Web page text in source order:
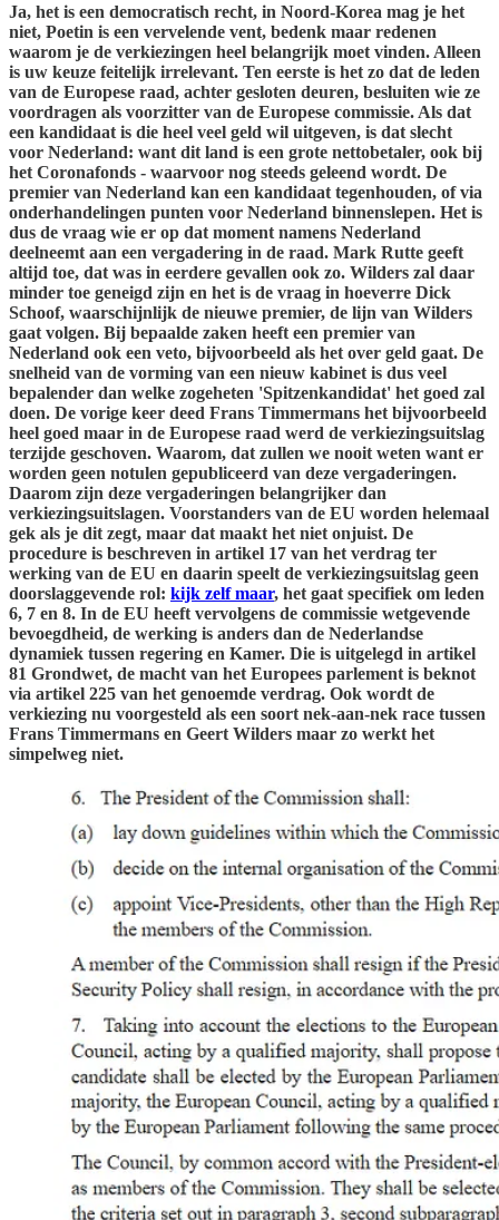
Ja, het is een democratisch recht, in Noord-Korea mag je het
niet, Poetin is een vervelende vent, bedenk maar redenen
waarom je de verkiezingen heel belangrijk moet vinden. Alleen
is uw keuze feitelijk irrelevant. Ten eerste is het zo dat de leden
van de Europese raad, achter gesloten deuren, besluiten wie ze
voordragen als voorzitter van de Europese commissie. Als dat
een kandidaat is die heel veel geld wil uitgeven, is dat slecht
voor Nederland: want dit land is een grote nettobetaler, ook bij
het Coronafonds - waarvoor nog steeds geleend wordt. De
premier van Nederland kan een kandidaat tegenhouden, of via
onderhandelingen punten voor Nederland binnenslepen. Het is
dus de vraag wie er op dat moment namens Nederland
deelneemt aan een vergadering in de raad. Mark Rutte geeft
altijd toe, dat was in eerdere gevallen ook zo. Wilders zal daar
minder toe geneigd zijn en het is de vraag in hoeverre Dick
Schoof, waarschijnlijk de nieuwe premier, de lijn van Wilders
gaat volgen. Bij bepaalde zaken heeft een premier van
Nederland ook een veto, bijvoorbeeld als het over geld gaat. De
snelheid van de vorming van een nieuw kabinet is dus veel
bepalender dan welke zogeheten 'Spitzenkandidat' het goed zal
doen. De vorige keer deed Frans Timmermans het bijvoorbeeld
heel goed maar in de Europese raad werd de verkiezingsuitslag
terzijde geschoven. Waarom, dat zullen we nooit weten want er
worden geen notulen gepubliceerd van deze vergaderingen.
Daarom zijn deze vergaderingen belangrijker dan
verkiezingsuitslagen. Voorstanders van de EU worden helemaal
gek als je dit zegt, maar dat maakt het niet onjuist. De
procedure is beschreven in artikel 17 van het verdrag ter
werking van de EU en daarin speelt de verkiezingsuitslag geen
doorslaggevende rol: kijk zelf maar, het gaat specifiek om leden
6, 7 en 8. In de EU heeft vervolgens de commissie wetgevende
bevoegdheid, de werking is anders dan de Nederlandse
dynamiek tussen regering en Kamer. Die is uitgelegd in artikel
81 Grondwet, de macht van het Europees parlement is beknot
via artikel 225 van het genoemde verdrag. Ook wordt de
verkiezing nu voorgesteld als een soort nek-aan-nek race tussen
Frans Timmermans en Geert Wilders maar zo werkt het
simpelweg niet.